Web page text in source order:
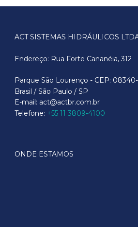
ACT SISTEMAS HIDRÁULICOS
Endereço: Rua Forte Cananéia, 312
Parque São Lourenço - CEP:
Brasil / São Paulo / SP
E-mail: act@actbr.com.br
Telefone: +55 11 3809-4100
ONDE ESTAMOS